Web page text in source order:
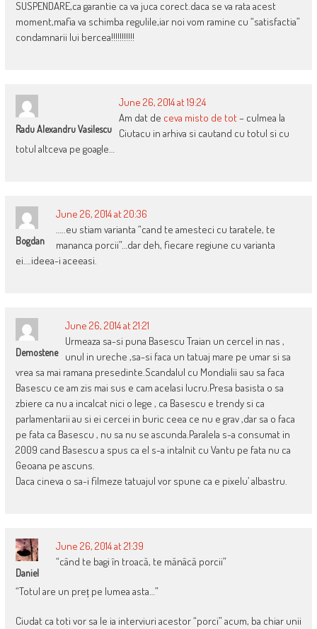
SUSPENDARE,ca garantie ca va juca corect.daca se va rata acest
moment,mafia va schimba regulile,iar noi vom ramine cu “satisfactia”
condamnarii lui bercea!!!!!!!!!!!
Radu Alexandru Vasilescu
June 26, 2014 at 19:24
Am dat de ceva misto de tot– culmea la
Ciutacu in arhiva si cautand cu totul si cu
totul altceva pe goagle…
Bogdan
June 26, 2014 at 20:36
…..eu stiam varianta “cand te amesteci cu taratele, te
mananca porcii”…dar deh, fiecare regiune cu varianta
ei….ideea-i aceeasi.
Demostene
June 26, 2014 at 21:21
Urmeaza sa-si puna Basescu Traian un cercel in nas ,
unul in ureche ,sa-si faca un tatuaj mare pe umar si sa
vrea sa mai ramana presedinte.Scandalul cu Mondialii sau sa faca
Basescu ce am zis mai sus e cam acelasi lucru.Presa basista o sa
zbiere ca nu a incalcat nici o lege , ca Basescu e trendy si ca
parlamentarii au si ei cercei in buric ceea ce nu e grav ,dar sa o faca
pe fata ca Basescu , nu sa nu se ascunda.Paralela s-a consumat in
2009 cand Basescu a spus ca el s-a intalnit cu Vantu pe fata nu ca
Geoana pe ascuns.
Daca cineva o sa-i filmeze tatuajul vor spune ca e pixelu’ albastru.
Daniel
June 26, 2014 at 21:39
“când te bagi în troacă, te mănâcă porcii”
“Totul are un preț pe lumea asta…”
Ciudat ca toti vor sa le ia interviuri acestor “porci” acum, ba chiar unii